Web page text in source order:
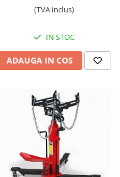
(TVA inclus)
IN STOC
ADAUGA IN COS